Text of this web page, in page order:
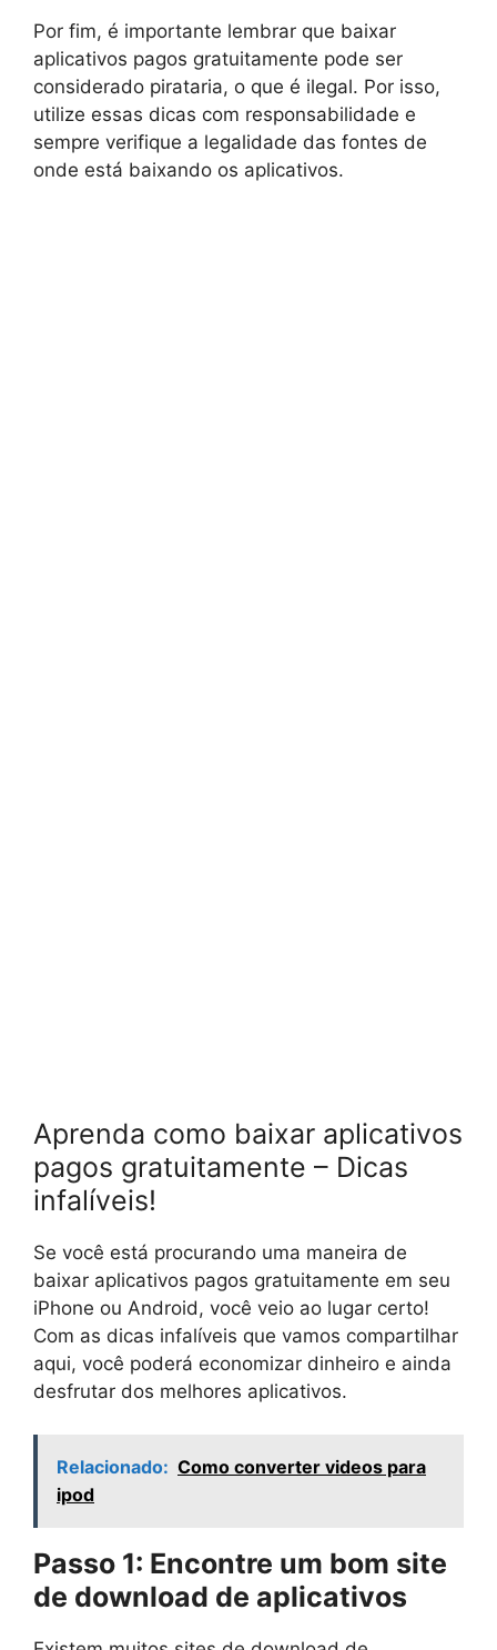
Por fim, é importante lembrar que baixar
aplicativos pagos gratuitamente pode ser
considerado pirataria, o que é ilegal. Por isso,
utilize essas dicas com responsabilidade e
sempre verifique a legalidade das fontes de
onde está baixando os aplicativos.
Aprenda como baixar aplicativos
pagos gratuitamente – Dicas
infalíveis!
Se você está procurando uma maneira de
baixar aplicativos pagos gratuitamente em seu
iPhone ou Android, você veio ao lugar certo!
Com as dicas infalíveis que vamos compartilhar
aqui, você poderá economizar dinheiro e ainda
desfrutar dos melhores aplicativos.
Relacionado: Como converter videos para
ipod
Passo 1: Encontre um bom site
de download de aplicativos